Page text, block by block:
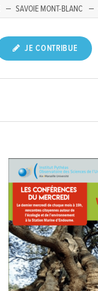
SAVOIE MONT-BLANC
JE CONTRIBUE